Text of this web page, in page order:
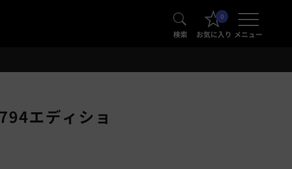
検索
0
お気に入り メニュー
エディショ